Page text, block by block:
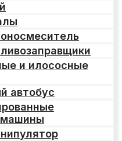
и илососные
автобус